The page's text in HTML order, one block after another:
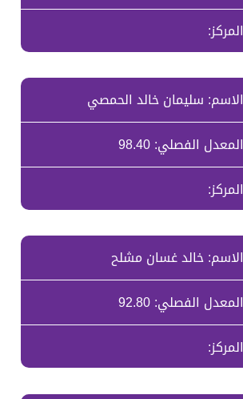
المركز:
الاسم: سليمان خالد الحمصي
المعدل الفصلي: 98.40
المركز:
الاسم: خالد غسان مشلح
المعدل الفصلي: 92.80
المركز: